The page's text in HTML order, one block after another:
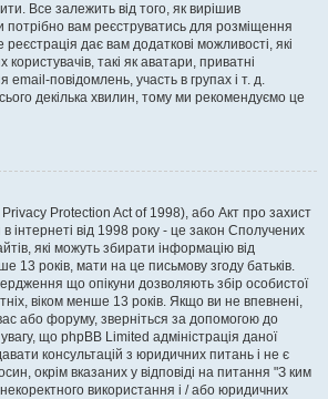
Все залежить від того, як вирішив
потрібно вам реєструватись для розміщення
дає вам додаткові можливості, які
такі як аватари, приватні
email-повідомлень, участь в групах і т. д.
декілька хвилин, тому ми рекомендуємо це
Protection Act of 1998), або Акт про захист
інтернеті від 1998 року - це закон Сполучених
які можуть збирати інформацію від
13 років, мати на це письмову згоду батьків.
що опікуни дозволяють збір особистої
віком менше 13 років. Якщо ви не впевнені,
або форуму, зверніться за допомогою до
що phpBB Limited адміністрація даної
консультацій з юридичних питань і не є
окрім вказаних у відповіді на питання "З ким
використання і / або юридичних